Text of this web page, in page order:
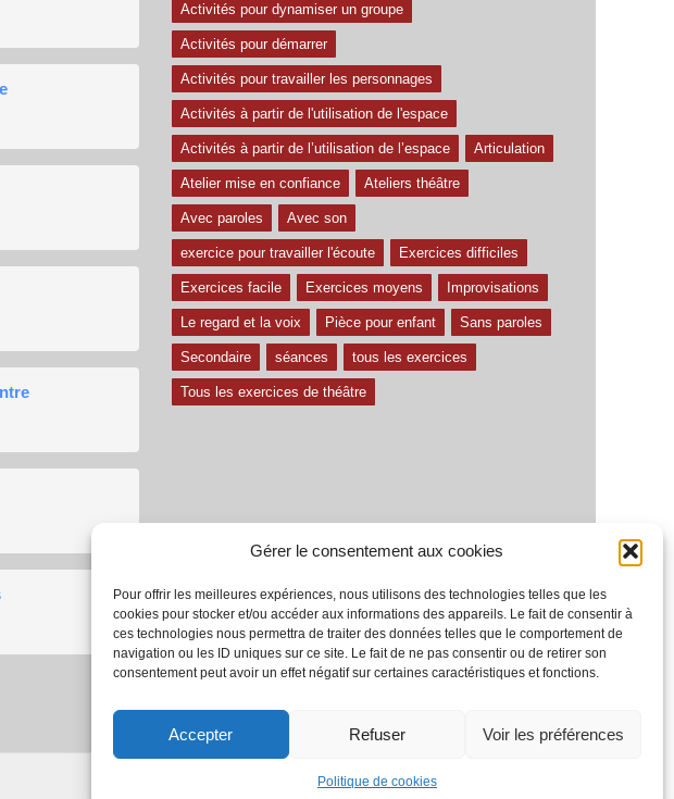
Gérer le consentement aux cookies
Pour offrir les meilleures expériences, nous utilisons des technologies telles que les
cookies pour stocker et/ou accéder aux informations des appareils. Le fait de consentir à
ces technologies nous permettra de traiter des données telles que le comportement de
navigation ou les ID uniques sur ce site. Le fait de ne pas consentir ou de retirer son
consentement peut avoir un effet négatif sur certaines caractéristiques et fonctions.
Accepter Refuser Voir les préférences
Politique de cookies
Activités pour dynamiser un groupe
Activités pour démarrer
Activités pour travailler les personnages
Activités à partir de l'utilisation de l'espace
Activités à partir de l’utilisation de l’espace Articulation
Atelier mise en confiance Ateliers théâtre
Avec paroles Avec son
exercice pour travailler l'écoute Exercices difficiles
Exercices facile Exercices moyens Improvisations
Le regard et la voix Pièce pour enfant Sans paroles
Secondaire séances tous les exercices
Tous les exercices de théâtre
À propos Termes et conditions